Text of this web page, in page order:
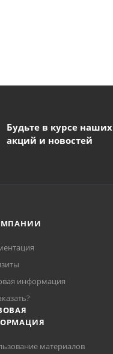
Будьте в курсе наших
акций и новостей
информация
материалов